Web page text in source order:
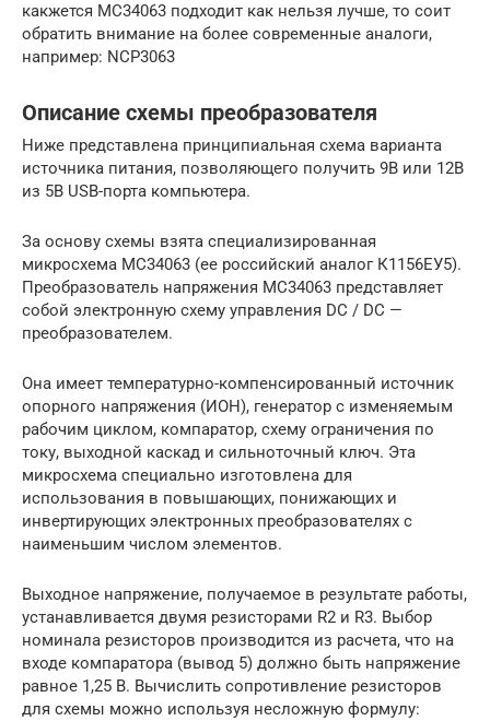
какжется MC34063 подходит как нельзя лучше, то соит
обратить внимание на более современные аналоги,
например: NCP3063
Описание схемы преобразователя
Ниже представлена принципиальная схема варианта
источника питания, позволяющего получить 9В или 12В
из 5В USB-порта компьютера.
За основу схемы взята специализированная
микросхема MC34063 (ее российский аналог К1156ЕУ5).
Преобразователь напряжения MC34063 представляет
собой электронную схему управления DC / DC —
преобразователем.
Она имеет температурно-компенсированный источник
опорного напряжения (ИОН), генератор с изменяемым
рабочим циклом, компаратор, схему ограничения по
току, выходной каскад и сильноточный ключ. Эта
микросхема специально изготовлена для
использования в повышающих, понижающих и
инвертирующих электронных преобразователях с
наименьшим числом элементов.
Выходное напряжение, получаемое в результате работы,
устанавливается двумя резисторами R2 и R3. Выбор
номинала резисторов производится из расчета, что на
входе компаратора (вывод 5) должно быть напряжение
равное 1,25 В. Вычислить сопротивление резисторов
для схемы можно используя несложную формулу: